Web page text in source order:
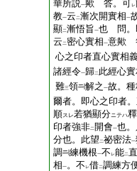
華所説一歟 答。可レ
教一云 二漸次開實相一
顯二漸悟旨一也 問。
云 二密心實相一意歟
心之印者直心實相
諸經令一歸二 此經心
難三領 解之 一故。
爾者。即心之印者
順スレ若猶顯分ニテハ
印者強非二 開會一也
分也。此望 二祕密法一
調
練機根一不 レ能二
相一。不 レ借二調練方